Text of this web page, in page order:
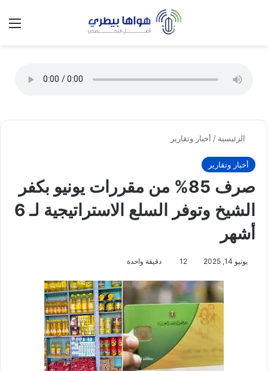
الوضع
الرئيسية / أخبار وتقارير
أخبار وتقارير
صرف 85% من مقررات يونيو بكفر
الشيخ وتوفر السلع الاستراتيجية لـ 6
أشهر
يونيو 14, 2025 12 دقيقة واحدة